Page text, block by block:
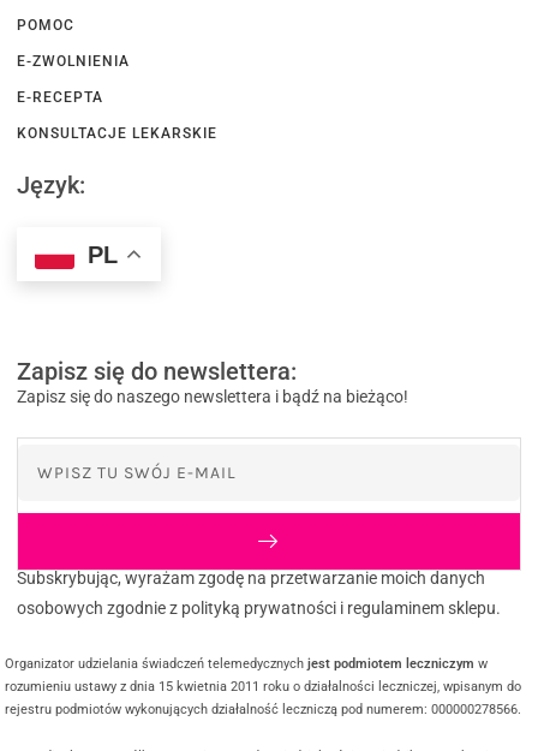
POMOC
E-ZWOLNIENIA
E-RECEPTA
KONSULTACJE LEKARSKIE
Język:
PL
Zapisz się do newslettera:
Zapisz się do naszego newslettera i bądź na bieżąco!
Subskrybując, wyrażam zgodę na przetwarzanie moich danych
osobowych zgodnie z polityką prywatności i regulaminem sklepu.
Organizator udzielania świadczeń telemedycznychjest podmiotem leczniczym w
rozumieniu ustawy z dnia 15 kwietnia 2011 roku o działalności leczniczej, wpisanym do
rejestru podmiotów wykonujących działalność leczniczą pod numerem: 000000278566.